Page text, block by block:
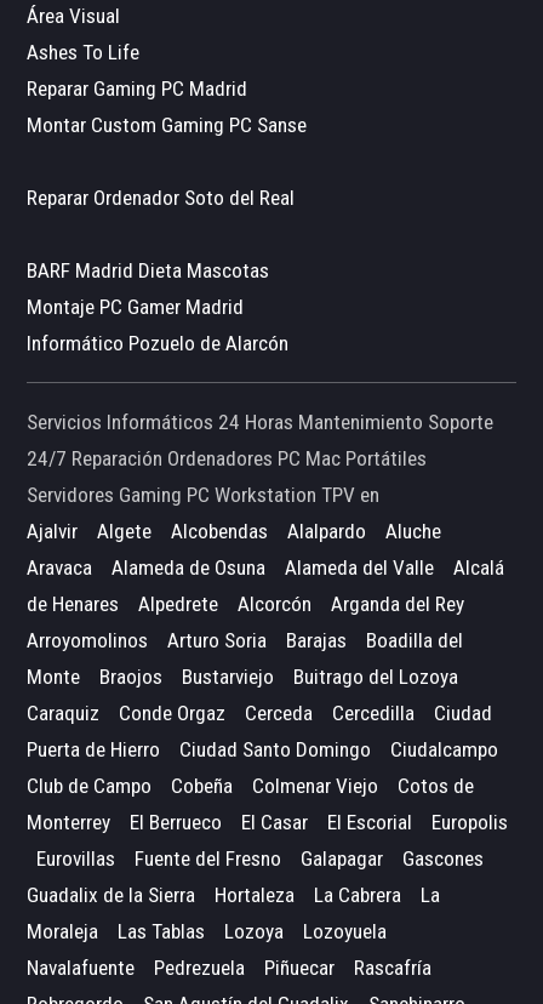
Área Visual
Ashes To Life
Reparar Gaming PC Madrid
Montar Custom Gaming PC Sanse
Reparar Ordenador Soto del Real
BARF Madrid Dieta Mascotas
Montaje PC Gamer Madrid
Informático Pozuelo de Alarcón
Servicios Informáticos 24 Horas Mantenimiento Soporte
24/7 Reparación Ordenadores PC Mac Portátiles
Servidores Gaming PC Workstation TPV en
Ajalvir
Algete Alcobendas Alalpardo
Aluche
Aravaca
Alameda de Osuna Alameda del Valle
Alcalá
de Henares
Alpedrete Alcorcón
Arganda del Rey
Arroyomolinos
Arturo Soria Barajas
Boadilla del
Monte
Braojos Bustarviejo
Buitrago del Lozoya
Caraquiz
Conde Orgaz Cerceda Cercedilla
Ciudad
Puerta de Hierro
Ciudad Santo Domingo
Ciudalcampo
Club de Campo
Cobeña Colmenar Viejo
Cotos de
Monterrey
El Berrueco El Casar El Escorial
Europolis
Eurovillas
Fuente del Fresno Galapagar
Gascones
Guadalix de la Sierra
Hortaleza La Cabrera
La
Moraleja
Las Tablas Lozoya
Lozoyuela
Navalafuente
Pedrezuela Piñuecar
Rascafría